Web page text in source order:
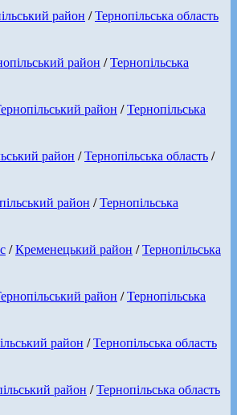
район /Тернопільська область
район /Тернопільська
район /Тернопільська
район /Тернопільська область/
район /Тернопільська
/Кременецький район /Тернопільська
район /Тернопільська
район /Тернопільська область
район /Тернопільська область